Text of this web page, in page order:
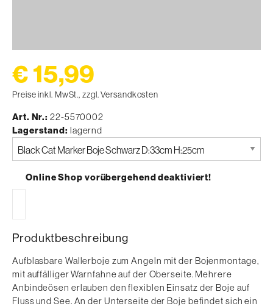
€ 15,99
Preise inkl. MwSt., zzgl. Versandkosten
Art. Nr. 22-5570002
Lagerstand lagernd
Bitte
auswählen
Online Shop vorübergehend deaktiviert!
Produktbeschreibung
Aufblasbare Wallerboje zum Angeln mit der Bojenmontage,
mit auffälliger Warnfahne auf der Oberseite. Mehrere
Anbindeösen erlauben den flexiblen Einsatz der Boje auf
Fluss und See. An der Unterseite der Boje befindet sich ein